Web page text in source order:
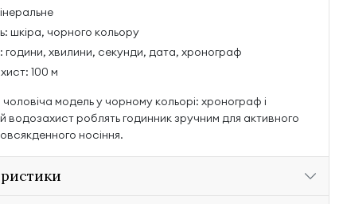
шкіра, чорного кольору
години, хвилини, секунди, дата, хронограф
100 м
модель у чорному кольорі: хронограф і
водозахист роблять годинник зручним для активного
носіння.